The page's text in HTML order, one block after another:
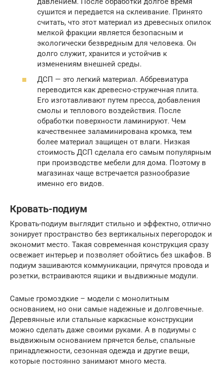
сушится и передается на склеивание. Принято
считать, что этот материал из древесных опилок
мелкой фракции является безопасным и
экологически безвредным для человека. Он
долго служит, хранится и устойчив к
изменениям внешней среды.
ДСП — это легкий материал. Аббревиатура
переводится как древесно-стружечная плита.
Его изготавливают путем пресса, добавления
смолы и теплового воздействия. После
обработки поверхности ламинируют. Чем
качественнее заламинирована кромка, тем
более материал защищен от влаги. Низкая
стоимость ДСП сделала его самым популярным
при производстве мебели для дома. Поэтому в
магазинах чаще встречается разнообразие
именно его видов.
Кровать-подиум
Кровать-подиум выглядит стильно и эффектно, отлично
зонирует пространство без вертикальных перегородок и
экономит место. Такая современная конструкция сразу
освежает интерьер и позволяет обойтись без шкафов. В
подиум зашиваются коммуникации, прячутся провода и
розетки, встраиваются ящики и выдвижные модули.
Самые громоздкие – модели с монолитным
основанием, но они самые надежные и долговечные.
Деревянные или стальные каркасные конструкции
можно сделать даже своими руками. А в подиумы с
выдвижным основанием прячется белье, спальные
принадлежности, сезонная одежда и другие вещи,
которые постоянно занимают много места.